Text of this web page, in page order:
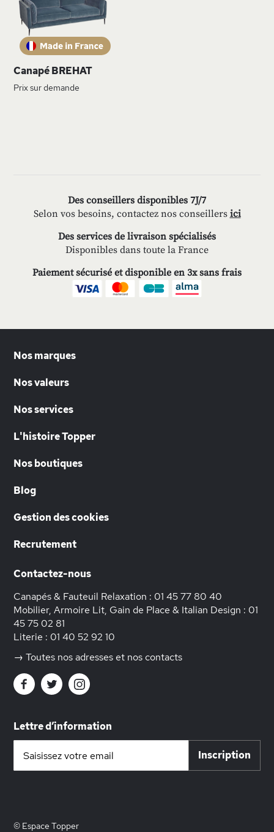
Canapé BREHAT
Prix sur demande
LISTE
D’ENVIE
Des conseillers disponibles 7J/7
Selon vos besoins, contactez nos conseillers ici
Des services de livraison spécialisés
Disponibles dans toute la France
Paiement sécurisé et disponible en 3x sans frais
Nos marques
Nos valeurs
Nos services
L'histoire Topper
Nos boutiques
Blog
Gestion des cookies
Recrutement
Contactez-nous
Canapés & Fauteuil Relaxation : 01 45 77 80 40
Mobilier, Armoire Lit, Gain de Place & Italian Design : 01
45 75 02 81
Literie : 01 40 52 92 10
→ Toutes nos adresses et nos contacts
Lettre d’information
notre
Inscription
© Espace Topper